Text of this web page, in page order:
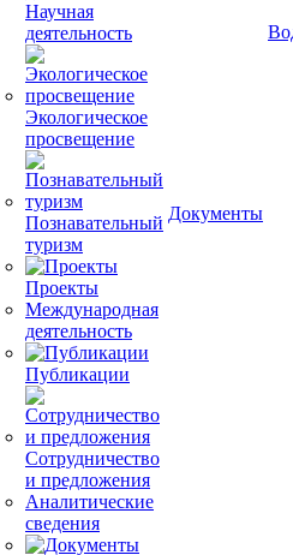
Научная
деятельность
Экологическое
просвещение
Познавательный
туризм
Проекты
Международная
деятельность
Публикации
Сотрудничество
и предложения
Аналитические
сведения
Документы